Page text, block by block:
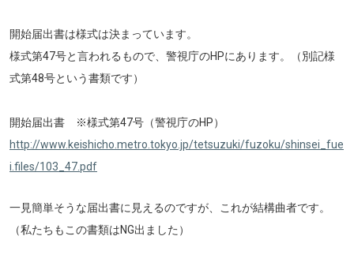
開始届出書は様式は決まっています。
様式第47号と言われるもので、警視庁のHPにあります。（別記様
式第48号という書類です）
開始届出書 ※様式第47号（警視庁のHP）
http://www.keishicho.metro.tokyo.jp/tetsuzuki/fuzoku/shinsei_fue
i.files/103_47.pdf
一見簡単そうな届出書に見えるのですが、これが結構曲者です。
（私たちもこの書類はNG出ました）